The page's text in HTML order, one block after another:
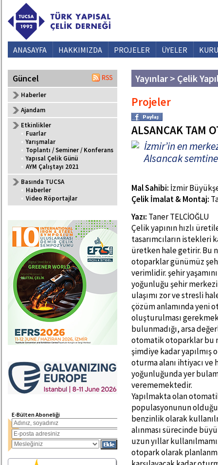
ANASAYFA HAKKIMIZDA PROJELER ÜYELER
Güncel
Haberler
Ajandam
Etkinlikler
• Fuarlar
• Yarışmalar
• Toplantı / Seminer / Konferans
• Yapısal Çelik Günü
• AYM Çalıştayı 2021
Basında TUCSA
• Haberler
• Video Röportajlar
E-Bülten Aboneliği
Yayınlar > Çelik
Projeler
ALSANCAK TAM
İzmir’in en
Alsancak
Mal Sahibi: İzmir
Çelik İmalat & Montaj:
Yazı: Taner TELCİOĞLU
Çelik yapının hızlı
tasarımcıların istekleri
üretken hale getirir. Bu
otoparklar günümüz
verimlidir. şehir
yoğunluğu şehir
ulaşımı zor ve stresli
çözüm anlamında yeni
oluşturulması
bulunmadığı, arsa
otomatik otoparklar bu
şimdiye kadar yapılmış
oturma alanı ihtiyacı
yoğunluğunda yer
verememektedir.
Yapılmakta olan
populasyonunun olduğu
benzinlik olarak
alınması sürecinde
uzun yıllar
otopark olarak